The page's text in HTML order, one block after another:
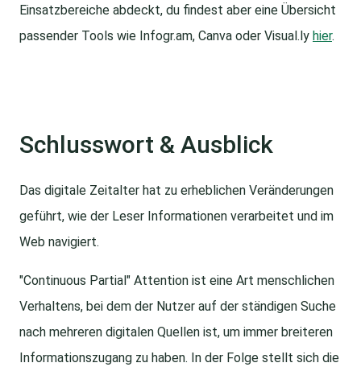
Einsatzbereiche abdeckt, du findest aber eine Übersicht
passender Tools wie Infogr.am, Canva oder Visual.ly hier.
Schlusswort & Ausblick
Das digitale Zeitalter hat zu erheblichen Veränderungen
geführt, wie der Leser Informationen verarbeitet und im
Web navigiert.
"Continuous Partial" Attention ist eine Art menschlichen
Verhaltens, bei dem der Nutzer auf der ständigen Suche
nach mehreren digitalen Quellen ist, um immer breiteren
Informationszugang zu haben. In der Folge stellt sich die